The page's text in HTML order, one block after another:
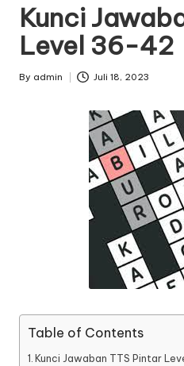
Kunci
Level 36-42
Posted
By admin Juli 18, 2023
Table of Contents
Kunci Jawaban TTS Pintar